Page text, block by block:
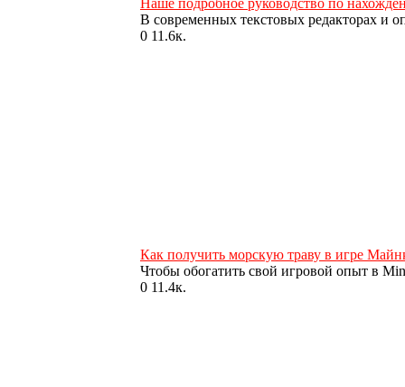
Наше подробное руководство по
В современных текстовых редакторах и
0 11.6к.
Как получить морскую траву в игре
Чтобы обогатить свой игровой опыт в
0 11.4к.